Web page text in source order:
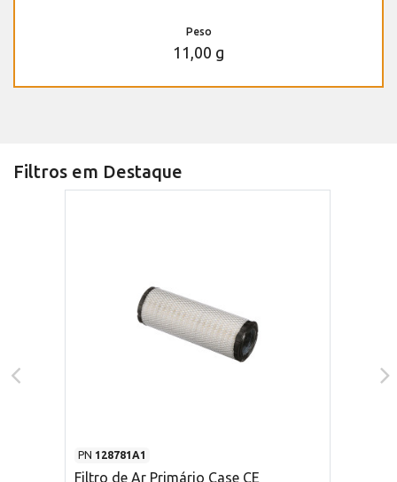
Peso
11,00 g
Filtros em Destaque
PN 128781A1
Filtro de Ar Primário Case CE